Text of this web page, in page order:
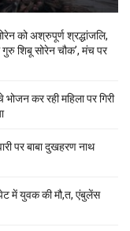
को अश्रुपूर्ण श्रद्धांजलि,
शिबू सोरेन चौक’, मंच पर
कर रही महिला पर गिरी
पर बाबा दुखहरण नाथ
में युवक की मौ,त, एंबुलेंस